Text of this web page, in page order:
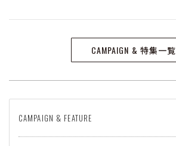
CAMPAIGN & 特集一覧
CAMPAIGN & FEATURE